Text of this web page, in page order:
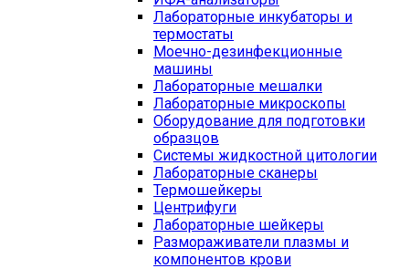
Лабораторные инкубаторы и
термостаты
Моечно-дезинфекционные
машины
Лабораторные мешалки
Лабораторные микроскопы
Оборудование для подготовки
образцов
Системы жидкостной цитологии
Лабораторные сканеры
Термошейкеры
Центрифуги
Лабораторные шейкеры
Размораживатели плазмы и
компонентов крови